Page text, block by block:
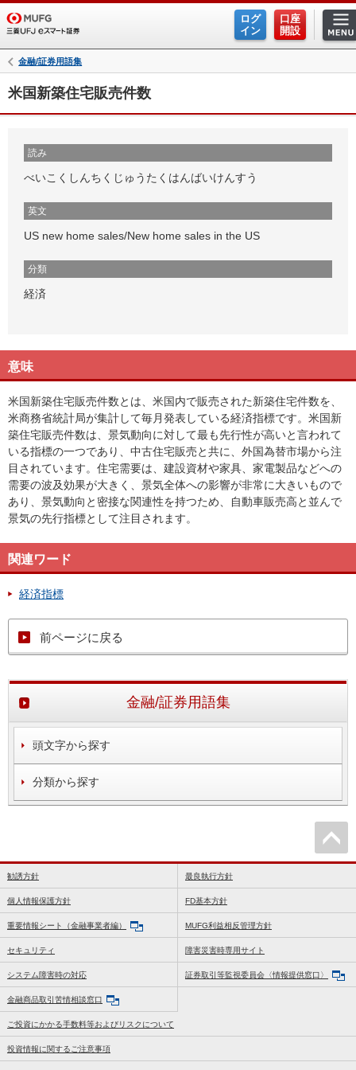
ログ
イン
口座
開設
金融/証券用語集
米国新築住宅販売件数
読み
べいこくしんちくじゅうたくはんばいけんすう
英文
US new home sales/New home sales in the US
分類
経済
意味
米国新築住宅販売件数とは、米国内で販売された新築住宅件数を、
米商務省統計局が集計して毎月発表している経済指標です。米国新
築住宅販売件数は、景気動向に対して最も先行性が高いと言われて
いる指標の一つであり、中古住宅販売と共に、外国為替市場から注
目されています。住宅需要は、建設資材や家具、家電製品などへの
需要の波及効果が大きく、景気全体への影響が非常に大きいもので
あり、景気動向と密接な関連性を持つため、自動車販売高と並んで
景気の先行指標として注目されます。
関連ワード
経済指標
前ページに戻る
金融/証券用語集
頭文字から探す
分類から探す
勧誘方針 最良執行方針
個人情報保護方針 FD基本方針
重要情報シート（金融事業者編） MUFG利益相反管理方針
セキュリティ 障害災害時専用サイト
システム障害時の対応 証券取引等監視委員会〈情報提供窓口〉
金融商品取引苦情相談窓口
ご投資にかかる手数料等およびリスクについて
投資情報に関するご注意事項